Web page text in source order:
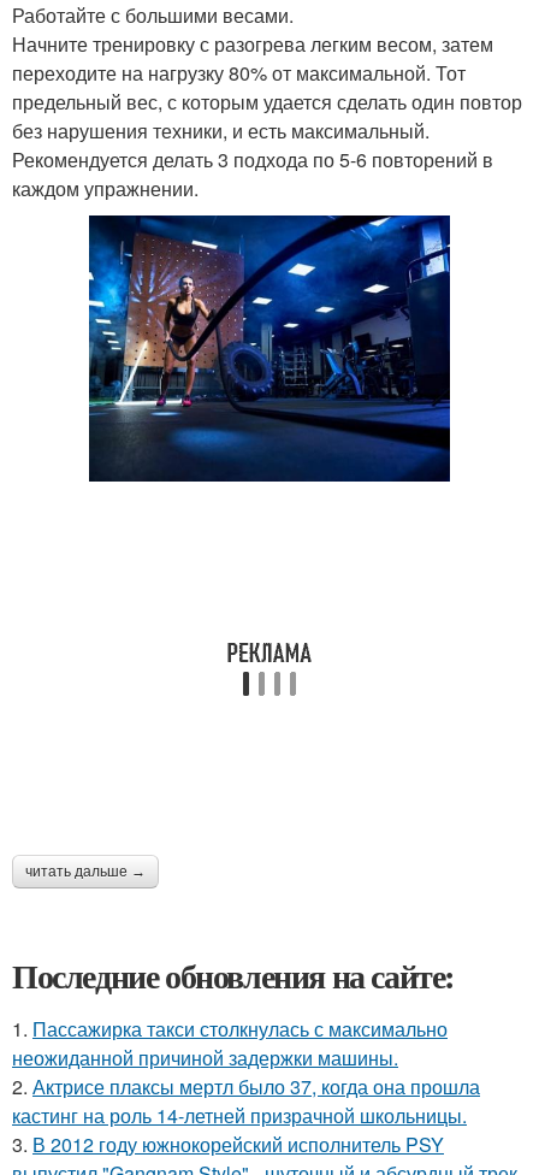
Работайте с большими весами.
Начните тренировку с разогрева легким весом, затем
переходите на нагрузку 80% от максимальной. Тот
предельный вес, с которым удается сделать один повтор
без нарушения техники, и есть максимальный.
Рекомендуется делать 3 подхода по 5-6 повторений в
каждом упражнении.
читать дальше →
Последние обновления на сайте:
1. Пассажирка такси столкнулась с максимально
неожиданной причиной задержки машины.
2. Актрисе плаксы мертл было 37, когда она прошла
кастинг на роль 14-летней призрачной школьницы.
3. В 2012 году южнокорейский исполнитель PSY